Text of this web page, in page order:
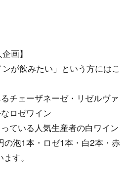
画】
ンが飲みたい」という方にはこ
チェーザネーゼ・リゼルヴァ
ロゼワイン
ている人気生産者の白ワイン
の泡1本・ロゼ1本・白2本・赤
す。